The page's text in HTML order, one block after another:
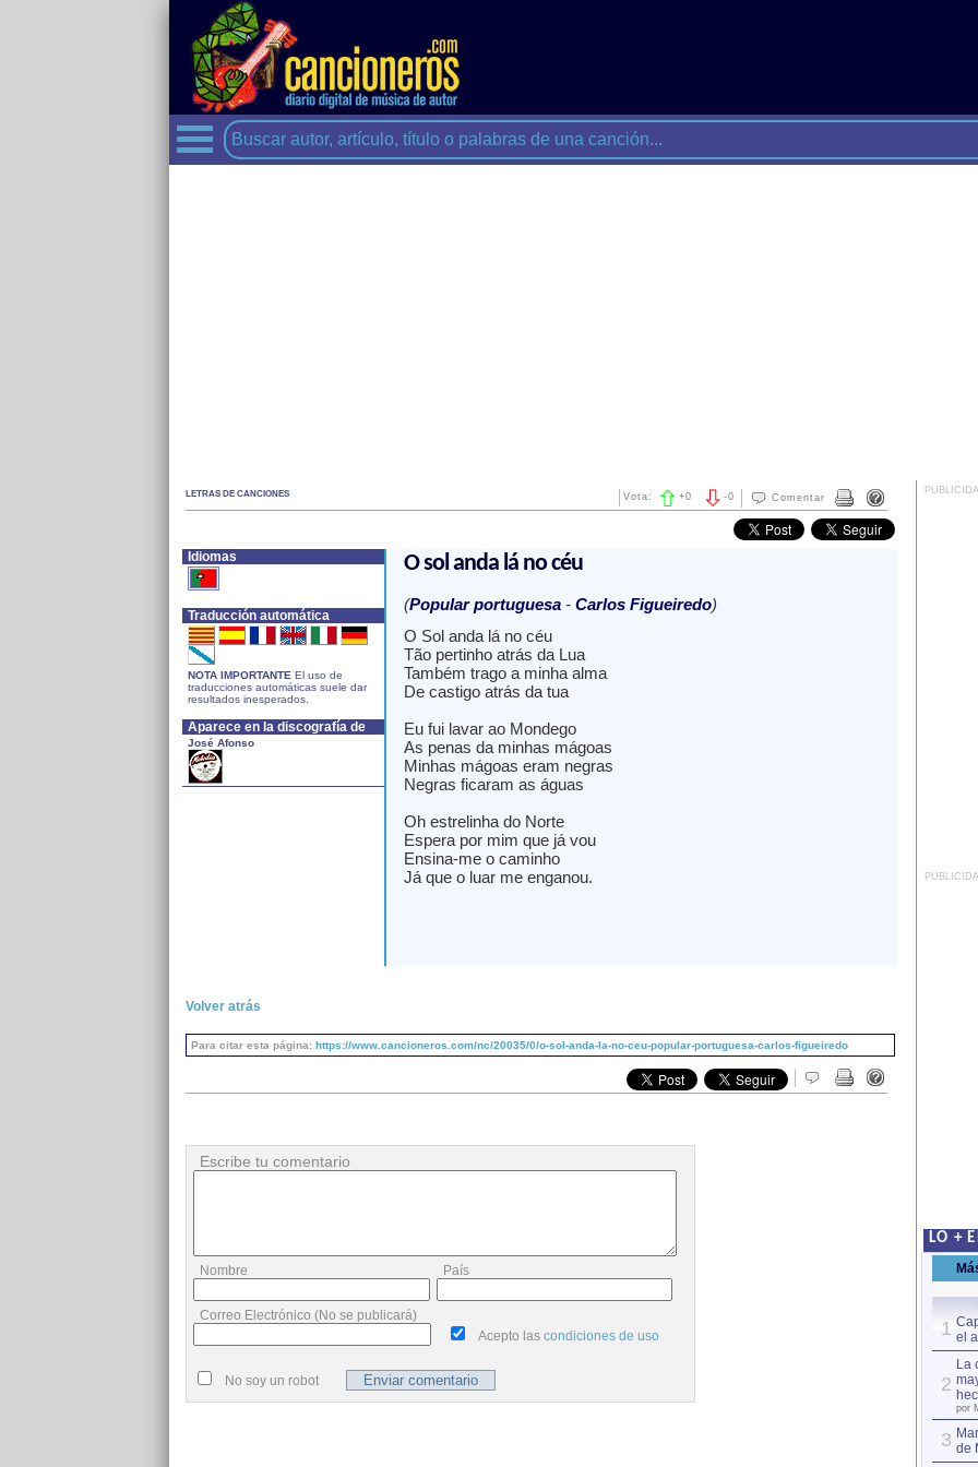
LETRAS DE CANCIONES Comentar
-0
Vota: +0
Idiomas
Traducción automática
NOTA IMPORTANTE El uso de
traducciones automáticas suele dar
resultados inesperados.
Aparece en la discografía de
José Afonso
O sol anda lá no céu
(Popular portuguesa- Carlos Figueiredo)
O Sol anda lá no céu
Tão pertinho atrás da Lua
Também trago a minha alma
De castigo atrás da tua
Eu fui lavar ao Mondego
As penas da minhas mágoas
Minhas mágoas eram negras
Negras ficaram as águas
Oh estrelinha do Norte
Espera por mim que já vou
Ensina-me o caminho
Já que o luar me enganou.
Volver atrás
Para citar esta página: https://www.cancioneros.com/nc/20035/0/o-sol-anda-la-no-ceu-popular-portuguesa-carlos-figueiredo
Escribe tu comentario
Nombre País
Correo Electrónico (No se publicará)
Acepto las condiciones de uso
No soy un robot
LO +
1 el
2
La
por
3 de